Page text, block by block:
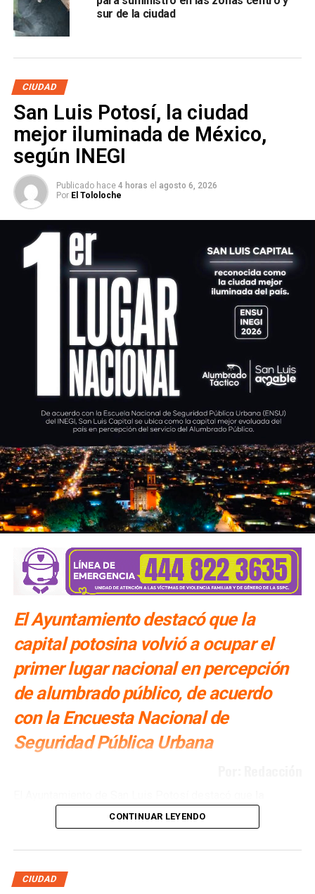
También lee:
De dos balazos, asesinaron a un hombre en
Rancho La Libertad
JARDÍNES DEL ESTADIO
SIGUIENTE
Coronavirus FACTS, una iniciativa que busca
combatir la desinformación
NO TE PIERDAS
Hay 26 mil 025 casos de coronavirus en México
sur de la ciudad
CIUDAD
San Luis Potosí, la ciudad
mejor iluminada de México,
según INEGI
Publicado hace 4 horas el agosto 6, 2026
Por El Tololoche
El Ayuntamiento destacó que la
capital potosina volvió a ocupar el
primer lugar nacional en percepción
de alumbrado público, de acuerdo
con la Encuesta Nacional de
Seguridad Pública Urbana
capital potosina se mantiene como la ciudad con la
mejor percepción de alumbrado público del país
Instituto Nacional de Estadística y Geografía (INEGI).
CONTINUAR LEYENDO
CIUDAD